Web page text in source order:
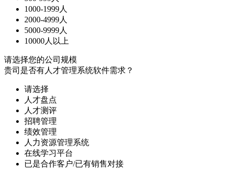
1000-1999人
2000-4999人
5000-9999人
10000人以上
请选择您的公司规模
贵司是否有人才管理系统软件需求？
请选择
人才盘点
人才测评
招聘管理
绩效管理
人力资源管理系统
在线学习平台
已是合作客户/已有销售对接